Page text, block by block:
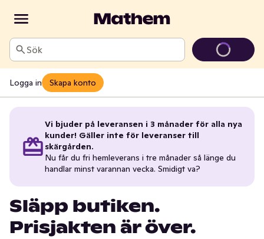
Sök
Logga in Skapa konto
Vi bjuder på leveransen i 3 månader för alla nya
kunder! Gäller inte för leveranser till
skärgården.
Nu får du fri hemleverans i tre månader så länge du
handlar minst varannan vecka. Smidigt va?
Släpp butiken.
Prisjakten är över.